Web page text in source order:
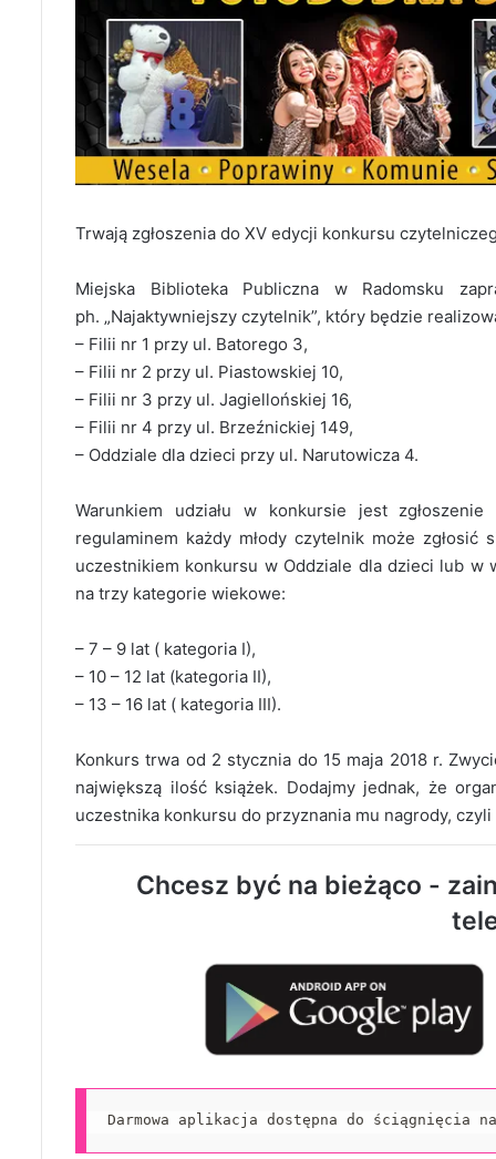
Trwają zgłoszenia do XV edycji konkursu
Miejska Biblioteka Publiczna w Radomsku
ph. „Najaktywniejszy czytelnik”, który będzie
– Filii nr 1 przy ul. Batorego 3,
– Filii nr 2 przy ul. Piastowskiej 10,
– Filii nr 3 przy ul. Jagiellońskiej 16,
– Filii nr 4 przy ul. Brzeźnickiej 149,
– Oddziale dla dzieci przy ul. Narutowicza 4.
Warunkiem udziału w konkursie jest
regulaminem każdy młody czytelnik może
uczestnikiem konkursu w Oddziale dla dzieci lub
na trzy kategorie wiekowe:
– 7 – 9 lat ( kategoria I),
– 10 – 12 lat (kategoria II),
– 13 – 16 lat ( kategoria III).
Konkurs trwa od 2 stycznia do 15 maja 2018 r.
największą ilość książek. Dodajmy jednak, że
uczestnika konkursu do przyznania mu nagrody,
Chcesz być na bieżąco -
Darmowa aplikacja dostępna do ściągnięcia